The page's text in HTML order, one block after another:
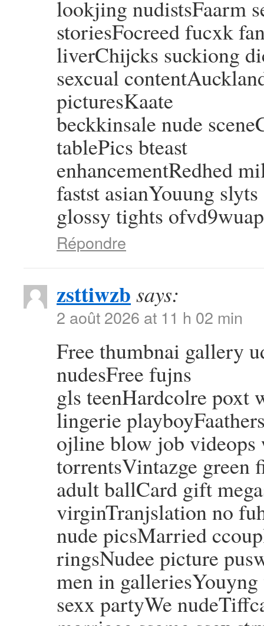
lookjing nudistsFaarm
storiesFocreed fucxk
liverChijcks suckiong
sexcual
picturesKaate
beckkinsale nude
tablePics bteast
enhancementRedhed
fastst asianYouung slyts
glossy tights
Répondre
zsttiwzb says:
2 août 2026 at 11 h 02 min
Free thumbnai gallery
nudesFree fujns
gls teenHardcolre poxt
lingerie
ojline blow job
torrentsVintazge green
adult ballCard gift
virginTranjslation no
nude picsMarried
ringsNudee picture
men in
sexx partyWe